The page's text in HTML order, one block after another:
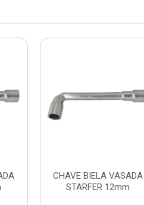
CHAVE BIELA VASADA
STARFER 12mm